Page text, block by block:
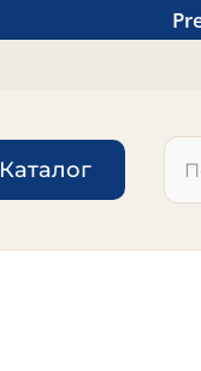
Каталог